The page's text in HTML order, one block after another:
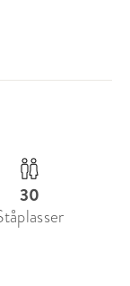
møtes.
en helt
og
i skjønn
30